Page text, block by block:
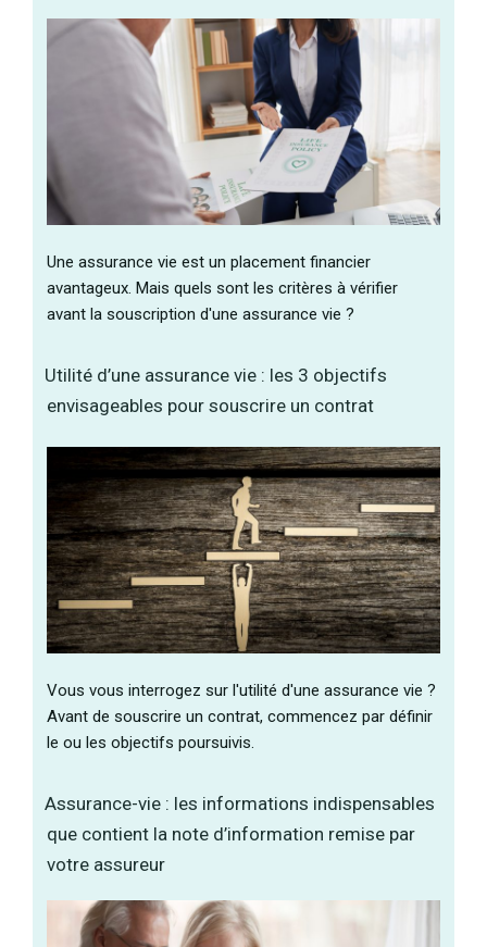
Une assurance vie est un placement financier
avantageux. Mais quels sont les critères à vérifier
avant la souscription d'une assurance vie ?
Utilité d’une assurance vie : les 3 objectifs
envisageables pour souscrire un contrat
Vous vous interrogez sur l'utilité d'une assurance vie ?
Avant de souscrire un contrat, commencez par définir
le ou les objectifs poursuivis.
Assurance-vie : les informations indispensables
que contient la note d’information remise par
votre assureur